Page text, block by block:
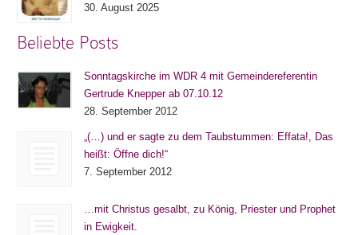
30. August 2025
Beliebte Posts
Sonntagskirche im WDR 4 mit Gemeindereferentin
Gertrude Knepper ab 07.10.12
28. September 2012
„(…) und er sagte zu dem Taubstummen: Effata!, Das
heißt: Öffne dich!“
7. September 2012
…mit Christus gesalbt, zu König, Priester und Prophet
in Ewigkeit.